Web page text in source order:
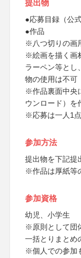
提出物
●応募目録（公
●作品
※八つ切りの画
※絵画を描く画
ラーペン等とし
物の使用は不可
※作品裏面中央
ウンロード）を
※応募は一人1
参加方法
提出物を下記提
※作品は厚紙等
参加資格
幼児、小学生
※原則として団
一括とりまとめ
※個人での参加